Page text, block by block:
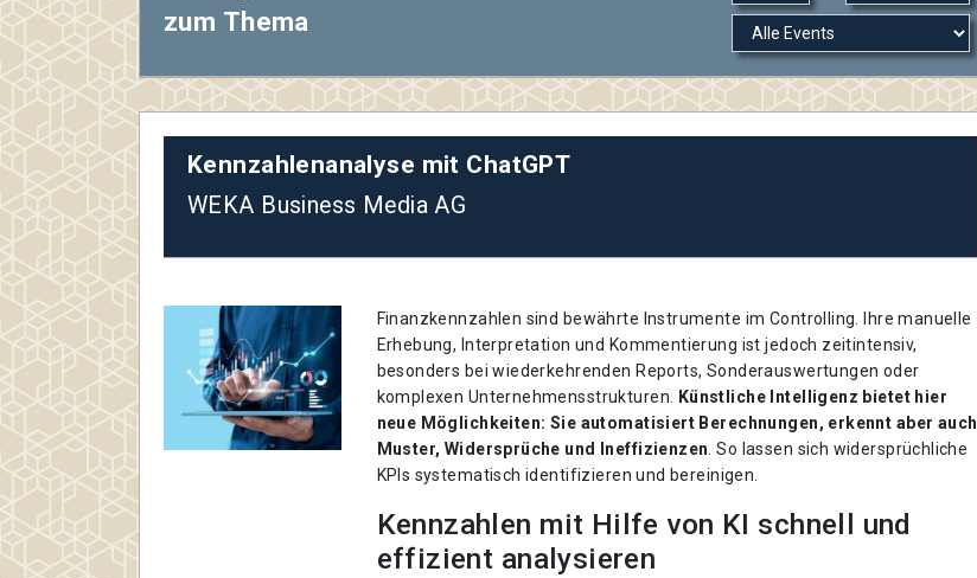
zum Thema
Kennzahlenanalyse mit ChatGPT
WEKA Business Media AG
Finanzkennzahlen sind bewährte Instrumente im Controlling. Ihre manuelle
Erhebung, Interpretation und Kommentierung ist jedoch zeitintensiv,
besonders bei wiederkehrenden Reports, Sonderauswertungen oder
komplexen Unternehmensstrukturen.
Künstliche Intelligenz bietet hier
neue Möglichkeiten: Sie automatisiert Berechnungen, erkennt aber auch
Muster, Widersprüche und Ineffizienzen . So lassen sich widersprüchliche
KPIs systematisch identifizieren und bereinigen.
Kennzahlen mit Hilfe von KI schnell und
effizient analysieren